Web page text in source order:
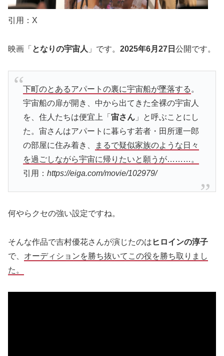
引用：X
映画「 となりの宇宙人 」です。 2025年6月27日 公開です。
下町のとあるアパートの裏に宇宙船が墜落する 。
宇宙船の扉が開き、中から出てきた全裸の宇宙人
を、住人たちは便宜上「 宙さん」と呼ぶことにし
た。宙さんはアパートに暮らす若者・田所運一郎
の部屋に住み着き、
まるで疑似家族のような日々
を過ごしながら宇宙に帰りたいと願うが………。
引用： https://eiga.com/movie/102979/
何やらクセの強い設定ですね。
そんな作品で吉村優花さんが演じたのは ヒロインの淳子
で、 オーディションを勝ち抜いてこの役を勝ち取りまし
た。